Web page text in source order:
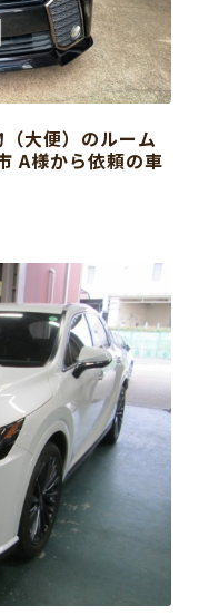
大便）のルーム
A様から依頼の車